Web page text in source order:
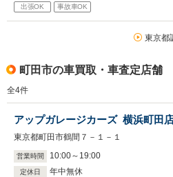
出張OK 事故車OK
東京都
町田市の車買取・車査定店舗
全4件
アップガレージカーズ 横浜町田
東京都町田市鶴間７－１－１
営業時間 10:00～ 19:00
定休日
年中無休